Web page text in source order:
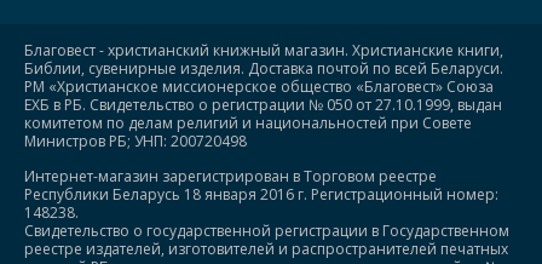
Благовест - христианский книжный магазин. Христианские книги,
Библии, сувенирные изделия. Доставка почтой по всей Беларуси.
РМ «Христианское миссионерское общество «Благовест» Союза
ЕХБ в РБ. Свидетельство о регистрации № 050 от 27.10.1999, выдан
комитетом по делам религий и национальностей при Совете
Министров РБ; УНП: 200720498
Интернет-магазин зарегистрирован в Торговом реестре
Республики Беларусь 18 января 2016 г. Регистрационный номер:
148238.
Свидетельство о государственной регистрации в Государственном
реестре издателей, изготовителей и распространителей печатных